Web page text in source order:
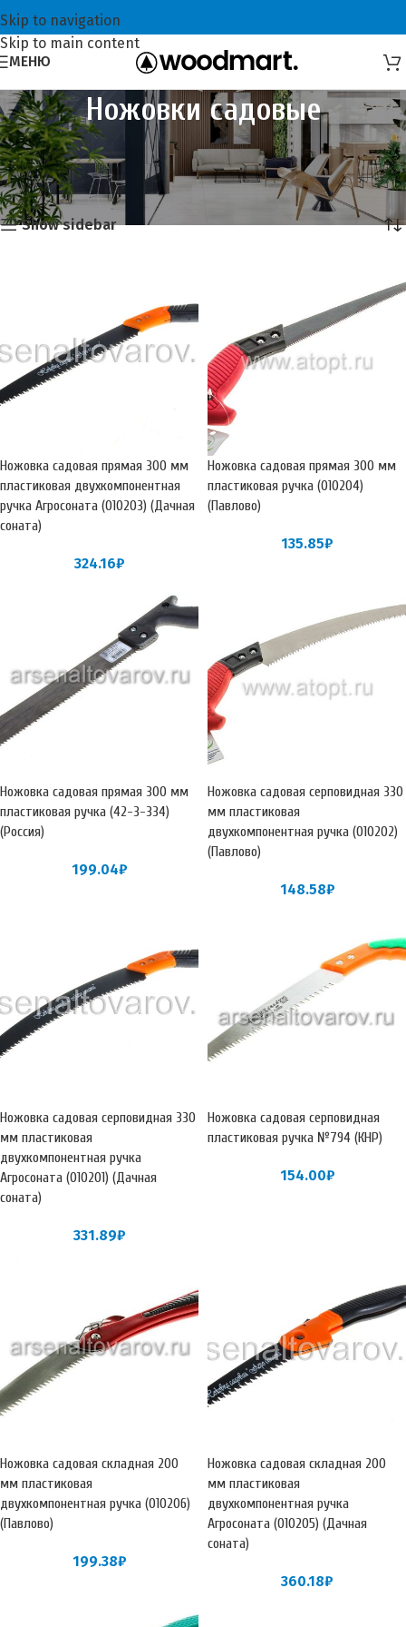
Skip to navigation
Skip to main content
МЕНЮ
Ножовки садовые
Главная Всё для садоводов
Садовые инструменты
Ножовки садовые
Showing all 9 results
Show sidebar
Ножовка садовая прямая 300 мм
пластиковая двухкомпонентная
ручка Агросоната (010203) (Дачная
соната)
324.16₽
Ножовка садовая прямая 300 мм
пластиковая ручка (010204)
(Павлово)
135.85₽
Ножовка садовая прямая 300 мм
пластиковая ручка (42-3-334)
(Россия)
199.04₽
Ножовка садовая серповидная 330
мм пластиковая
двухкомпонентная ручка (010202)
(Павлово)
148.58₽
Ножовка садовая серповидная 330
мм пластиковая
двухкомпонентная ручка
Агросоната (010201) (Дачная
соната)
331.89₽
Ножовка садовая серповидная
пластиковая ручка №794 (КНР)
154.00₽
Ножовка садовая складная 200
мм пластиковая
двухкомпонентная ручка (010206)
(Павлово)
199.38₽
Ножовка садовая складная 200
мм пластиковая
двухкомпонентная ручка
Агросоната (010205) (Дачная
соната)
360.18₽